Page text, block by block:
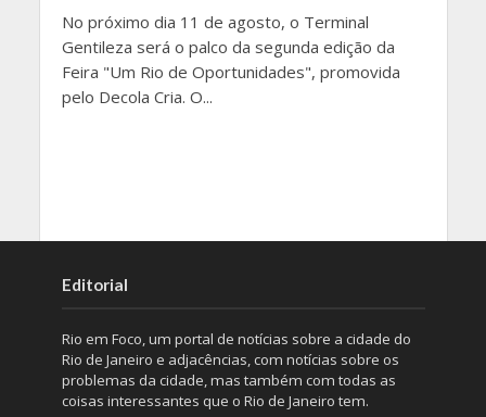
No próximo dia 11 de agosto, o Terminal
Gentileza será o palco da segunda edição da
Feira "Um Rio de Oportunidades", promovida
pelo Decola Cria. O...
Editorial
Rio em Foco, um portal de notícias sobre a cidade do
Rio de Janeiro e adjacências, com notícias sobre os
problemas da cidade, mas também com todas as
coisas interessantes que o Rio de Janeiro tem.